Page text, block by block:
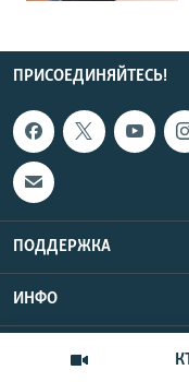
ПРИСОЕДИНЯЙТЕСЬ!
ПОДДЕРЖКА
ИНФО
Copyright
UTC+3